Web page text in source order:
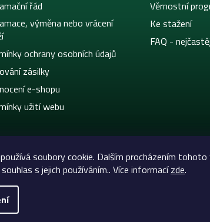
soubory cookie. Dalším procházením tohoto
s jejich používáním.. Více informacízde.
řád
výměna nebo vrácení
ochrany osobních údajů
zásilky
e-shopu
užití webu
Věrnostní
Ke stažení
FAQ -
Celtic-Supply.cz | Vše pro tetování a